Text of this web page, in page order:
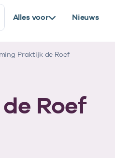
Alles voor Nieuws
Praktijk de Roef
Roef